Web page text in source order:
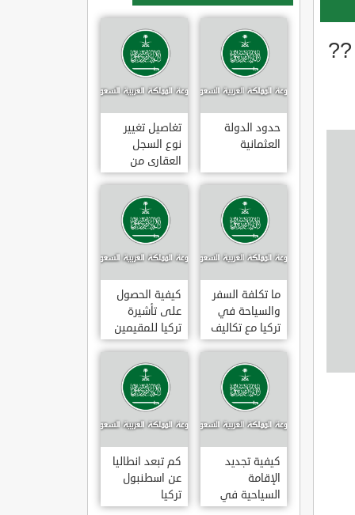
حدود الدولة
العثمانية
تغاصيل تغيير
نوع السجل
العقارى من
تجارى إلى
سكنى فى
تركيا
ما تكلفة السفر
والسياحة في
تركيا مع تكاليف
الاقامة
كيفية الحصول
على تأشيرة
تركيا للمقيمين
بالسعودية
2020
كيفية تجديد
الإقامة
السياحية في
تركيا وما
كم تبعد انطاليا
عن اسطنبول
تركيا